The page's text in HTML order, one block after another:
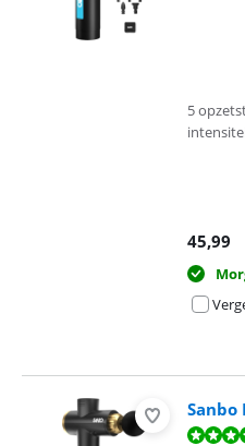
5
45,99
Sanbo
Beoordeling is 8,2 van de 10,